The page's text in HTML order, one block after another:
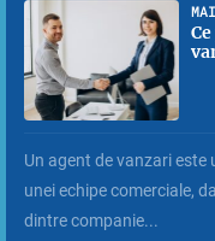
Un agent de vanzari
unei echipe comerciale,
dintre companie...